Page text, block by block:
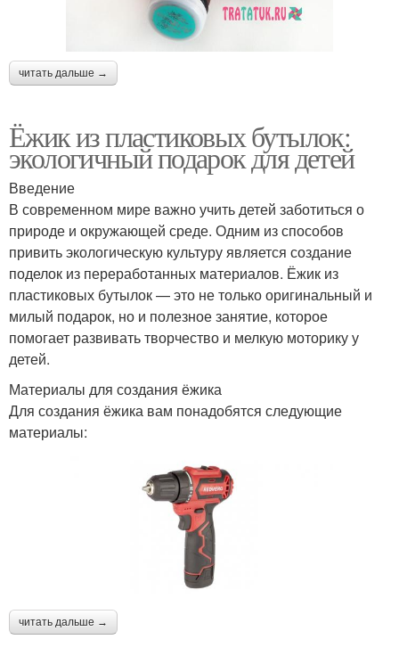
читать дальше →
Ёжик из пластиковых бутылок:
экологичный подарок для детей
Введение
В современном мире важно учить детей заботиться о
природе и окружающей среде. Одним из способов
привить экологическую культуру является создание
поделок из переработанных материалов. Ёжик из
пластиковых бутылок — это не только оригинальный и
милый подарок, но и полезное занятие, которое
помогает развивать творчество и мелкую моторику у
детей.
Материалы для создания ёжика
Для создания ёжика вам понадобятся следующие
материалы:
читать дальше →